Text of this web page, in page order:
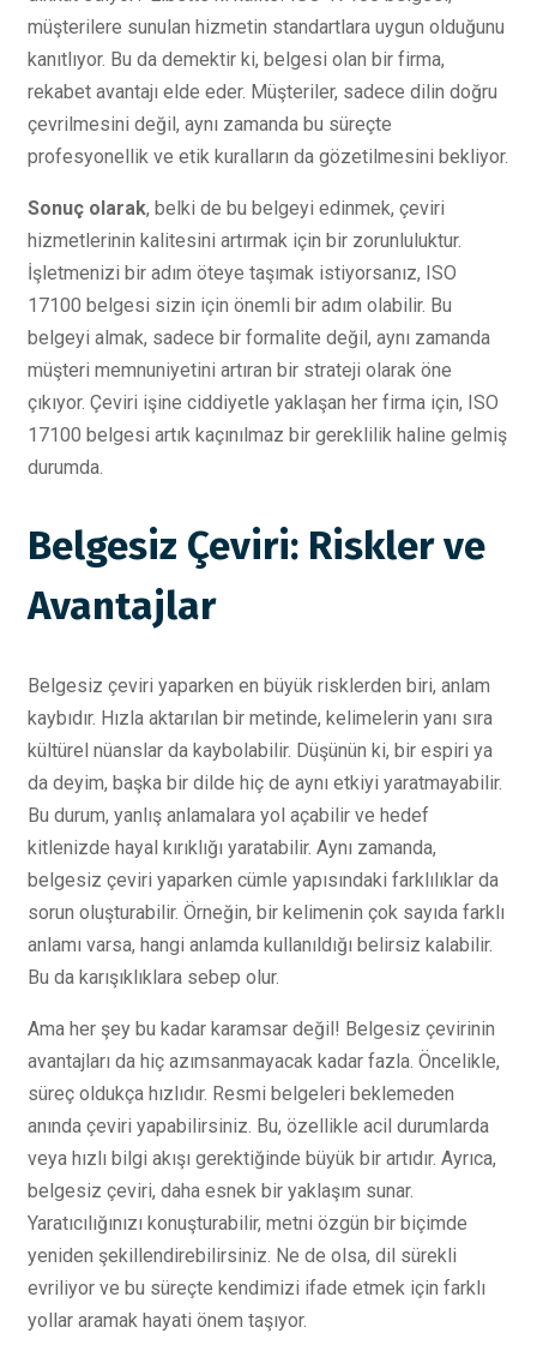
müşterilere sunulan hizmetin standartlara uygun olduğunu
kanıtlıyor. Bu da demektir ki, belgesi olan bir firma,
rekabet avantajı elde eder. Müşteriler, sadece dilin doğru
çevrilmesini değil, aynı zamanda bu süreçte
profesyonellik ve etik kuralların da gözetilmesini bekliyor.
Sonuç olarak, belki de bu belgeyi edinmek, çeviri
hizmetlerinin kalitesini artırmak için bir zorunluluktur.
İşletmenizi bir adım öteye taşımak istiyorsanız, ISO
17100 belgesi sizin için önemli bir adım olabilir. Bu
belgeyi almak, sadece bir formalite değil, aynı zamanda
müşteri memnuniyetini artıran bir strateji olarak öne
çıkıyor. Çeviri işine ciddiyetle yaklaşan her firma için, ISO
17100 belgesi artık kaçınılmaz bir gereklilik haline gelmiş
durumda.
Belgesiz Çeviri: Riskler ve
Avantajlar
Belgesiz çeviri yaparken en büyük risklerden biri, anlam
kaybıdır. Hızla aktarılan bir metinde, kelimelerin yanı sıra
kültürel nüanslar da kaybolabilir. Düşünün ki, bir espiri ya
da deyim, başka bir dilde hiç de aynı etkiyi yaratmayabilir.
Bu durum, yanlış anlamalara yol açabilir ve hedef
kitlenizde hayal kırıklığı yaratabilir. Aynı zamanda,
belgesiz çeviri yaparken cümle yapısındaki farklılıklar da
sorun oluşturabilir. Örneğin, bir kelimenin çok sayıda farklı
anlamı varsa, hangi anlamda kullanıldığı belirsiz kalabilir.
Bu da karışıklıklara sebep olur.
Ama her şey bu kadar karamsar değil! Belgesiz çevirinin
avantajları da hiç azımsanmayacak kadar fazla. Öncelikle,
süreç oldukça hızlıdır. Resmi belgeleri beklemeden
anında çeviri yapabilirsiniz. Bu, özellikle acil durumlarda
veya hızlı bilgi akışı gerektiğinde büyük bir artıdır. Ayrıca,
belgesiz çeviri, daha esnek bir yaklaşım sunar.
Yaratıcılığınızı konuşturabilir, metni özgün bir biçimde
yeniden şekillendirebilirsiniz. Ne de olsa, dil sürekli
evriliyor ve bu süreçte kendimizi ifade etmek için farklı
yollar aramak hayati önem taşıyor.